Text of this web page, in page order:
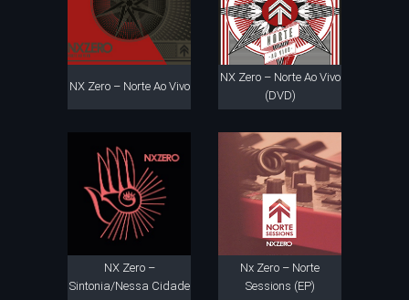
NX Zero – Norte Ao Vivo
NX Zero – Norte Ao Vivo
(DVD)
NX Zero –
Sintonia/Nessa Cidade
Nx Zero – Norte
Sessions (EP)